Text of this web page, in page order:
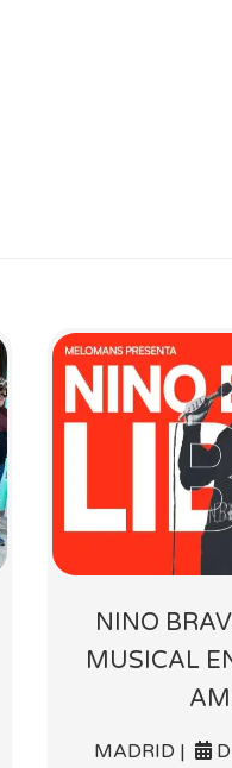
NINO
MUSICAL
MADRID |